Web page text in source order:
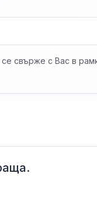
свърже с Вас в